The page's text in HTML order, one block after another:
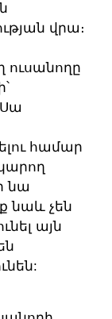
վրա։
ուսանողը
Սա
համար
նա
նաև չեն
այն